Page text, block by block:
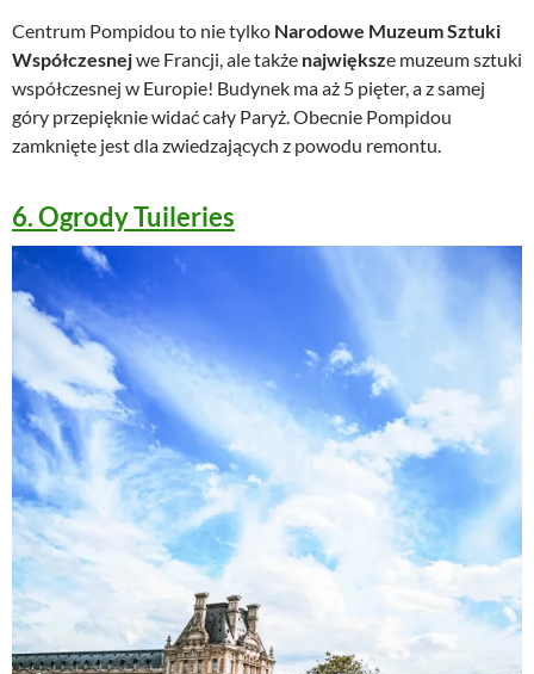
Centrum Pompidou to nie tylko Narodowe Muzeum Sztuki
Współczesnejwe Francji, ale także największe muzeum sztuki
współczesnej w Europie! Budynek ma aż 5 pięter, a z samej
góry przepięknie widać cały Paryż. Obecnie Pompidou
zamknięte jest dla zwiedzających z powodu remontu.
6. Ogrody Tuileries